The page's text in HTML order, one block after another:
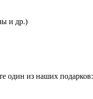
и др.)
один из наших подарков: